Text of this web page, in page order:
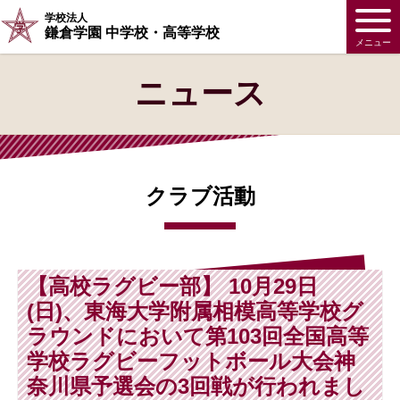
学校法人
鎌倉学園 中学校・高等学校
メニュー
ニュース
クラブ活動
【高校ラグビー部】 10月29日
(日)、東海大学附属相模高等学校グ
ラウンドにおいて第103回全国高等
学校ラグビーフットボール大会神
奈川県予選会の3回戦が行われまし